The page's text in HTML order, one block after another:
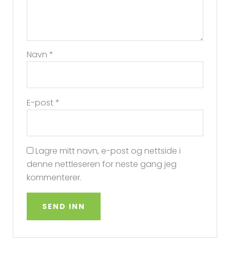
Navn*
E-post*
Lagre mitt navn, e-post og nettside i
denne nettleseren for neste gang jeg
kommenterer.